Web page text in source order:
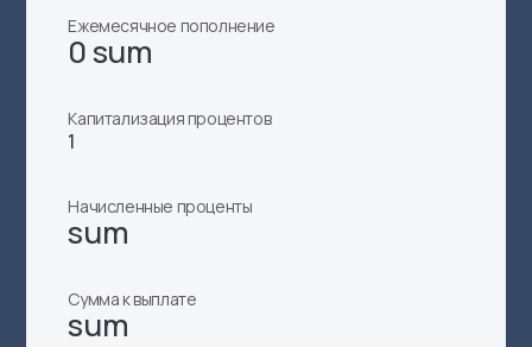
Ежемесячное пополнение
0 sum
Капитализация процентов
1
Начисленные проценты
sum
Сумма к выплате
sum